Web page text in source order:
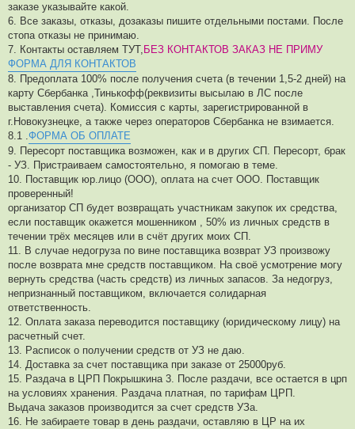
заказе указывайте какой.
6. Все заказы, отказы, дозаказы пишите отдельными постами. После
стопа отказы не принимаю.
7. Контакты оставляем ТУТ, БЕЗ КОНТАКТОВ ЗАКАЗ НЕ ПРИМУ
ФОРМА ДЛЯ КОНТАКТОВ
8. Предоплата 100% после получения счета (в течении 1,5-2 дней) на
карту Сбербанка ,Тинькофф(реквизиты высылаю в ЛС после
выставления счета). Комиссия с карты, зарегистрированной в
г.Новокузнецке, а также через операторов Сбербанка не взимается.
8.1 .ФОРМА ОБ ОПЛАТЕ
9. Пересорт поставщика возможен, как и в других СП. Пересорт, брак
- УЗ. Пристраиваем самостоятельно, я помогаю в теме.
10. Поставщик юр.лицо (ООО), оплата на счет ООО. Поставщик
проверенный!
организатор СП будет возвращать участникам закупок их средства,
если поставщик окажется мошенником , 50% из личных средств в
течении трёх месяцев или в счёт других моих СП.
11. В случае недогруза по вине поставщика возврат УЗ произвожу
после возврата мне средств поставщиком. На своё усмотрение могу
вернуть средства (часть средств) из личных запасов. За недогруз,
непризнанный поставщиком, включается солидарная
ответственность.
12. Оплата заказа переводится поставщику (юридическому лицу) на
расчетный счет.
13. Расписок о получении средств от УЗ не даю.
14. Доставка за счет поставщика при заказе от 25000руб.
15. Раздача в ЦРП Покрышкина 3. После раздачи, все остается в црп
на условиях хранения. Раздача платная, по тарифам ЦРП.
Выдача заказов производится за счет средств УЗа.
16. Не забираете товар в день раздачи, оставляю в ЦР на их